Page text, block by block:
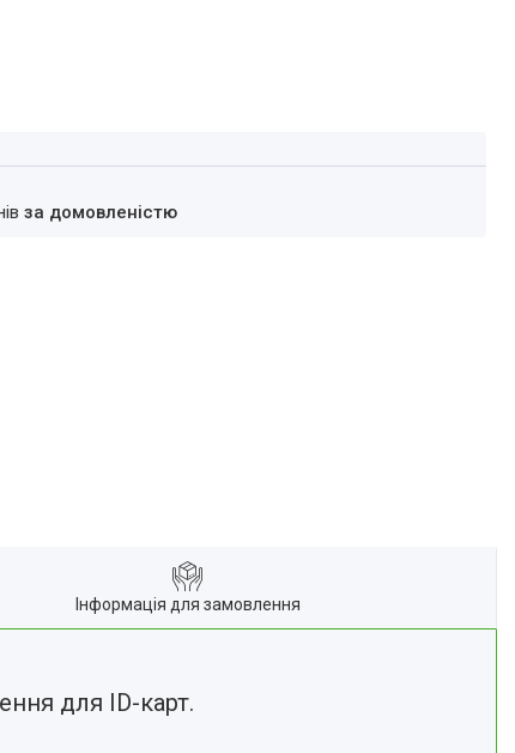
за домовленістю
Інформація для замовлення
для ID-карт.